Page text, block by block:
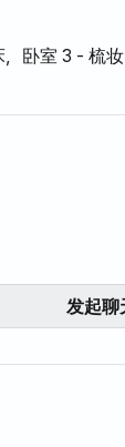
卧室 3 - 梳妆
发起聊